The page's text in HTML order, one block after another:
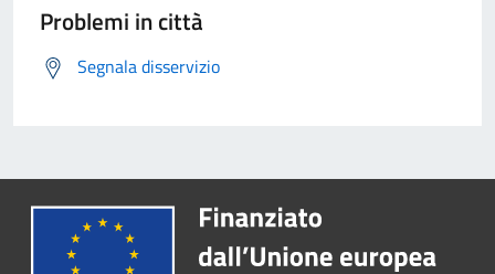
Problemi in città
Segnala disservizio